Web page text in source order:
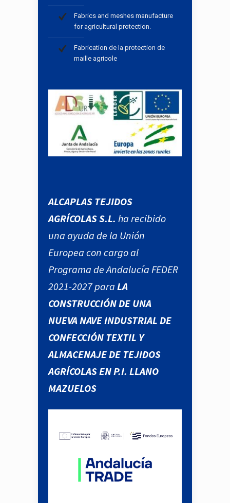
Fabrics and meshes manufacture
for agricultural protection.
Fabrication de la protection de
maille agricole
ALCAPLAS TEJIDOS
AGRÍCOLAS S.L. ha recibido
una ayuda de la Unión
Europea con cargo al
Programa de Andalucía FEDER
2021-2027 para LA
CONSTRUCCIÓN DE UNA
NUEVA NAVE INDUSTRIAL DE
CONFECCIÓN TEXTIL Y
ALMACENAJE DE TEJIDOS
AGRÍCOLAS EN P.I. LLANO
MAZUELOS